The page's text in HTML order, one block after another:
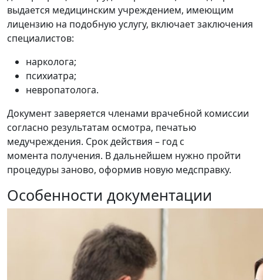
выдается медицинским учреждением, имеющим
лицензию на подобную услугу, включает заключения
специалистов:
нарколога;
психиатра;
невропатолога.
Документ заверяется членами врачебной комиссии
согласно результатам осмотра, печатью
медучреждения. Срок действия – год с
момента получения. В дальнейшем нужно пройти
процедуры заново, оформив новую медсправку.
Особенности документации